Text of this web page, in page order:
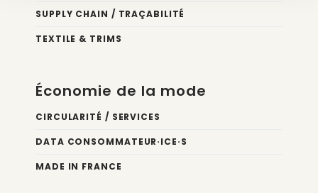
SUPPLY CHAIN / TRAÇABILITÉ
TEXTILE & TRIMS
Économie de la mode
CIRCULARITÉ / SERVICES
DATA CONSOMMATEUR·ICE·S
MADE IN FRANCE